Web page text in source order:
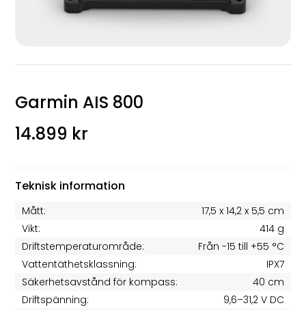
Garmin AIS 800
14.899 kr
Teknisk information
Mått:
17,5 x 14,2 x 5,5 cm
Vikt:
414 g
Driftstemperaturområde:
Från -15 till +55 °C
Vattentäthetsklassning:
IPX7
Säkerhetsavstånd för kompass:
40 cm
Driftspänning:
9,6–31,2 V DC